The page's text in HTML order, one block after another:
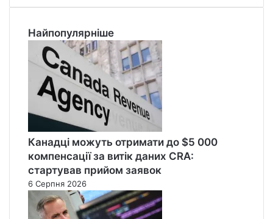
Найпопулярніше
Канадці можуть отримати до $5 000
компенсації за витік даних CRA:
стартував прийом заявок
6 Серпня 2026